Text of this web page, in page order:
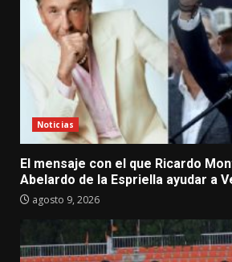
Noticias
El mensaje con el que Ricardo
Abelardo de la Espriella ayudar a
agosto 9, 2026